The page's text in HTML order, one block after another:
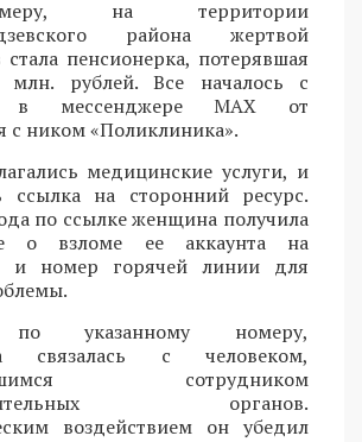
на территории
района жертвой
пенсионерка, потерявшая
рублей. Все началось с
в мессенджере MAX от
с ником «Поликлиника».
медицинские услуги, и
ссылка на сторонний ресурс.
по ссылке женщина получила
о взломе ее аккаунта на
и номер горячей линии для
по указанному номеру,
связалась с человеком,
сотрудником
органов.
воздействием он убедил